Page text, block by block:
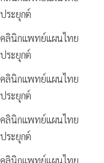
ประยุกต์
คลินิกแพทย์แผนไทย
ประยุกต์
คลินิกแพทย์แผนไทย
ประยุกต์
คลินิกแพทย์แผนไทย
ประยุกต์
คลินิกแพทย์แผนไทย